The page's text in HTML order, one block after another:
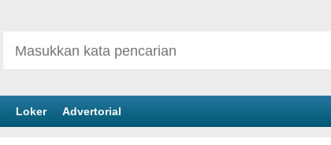
Loker Advertorial